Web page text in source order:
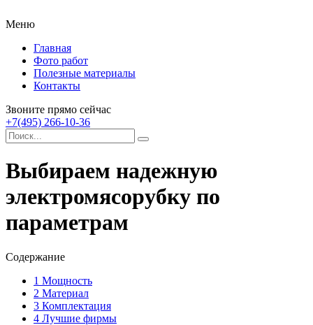
Меню
Главная
Фото работ
Полезные материалы
Контакты
Звоните прямо сейчас
+7(495) 266-10-36
Выбираем надежную
электромясорубку по
параметрам
Содержание
1 Мощность
2 Материал
3 Комплектация
4 Лучшие фирмы